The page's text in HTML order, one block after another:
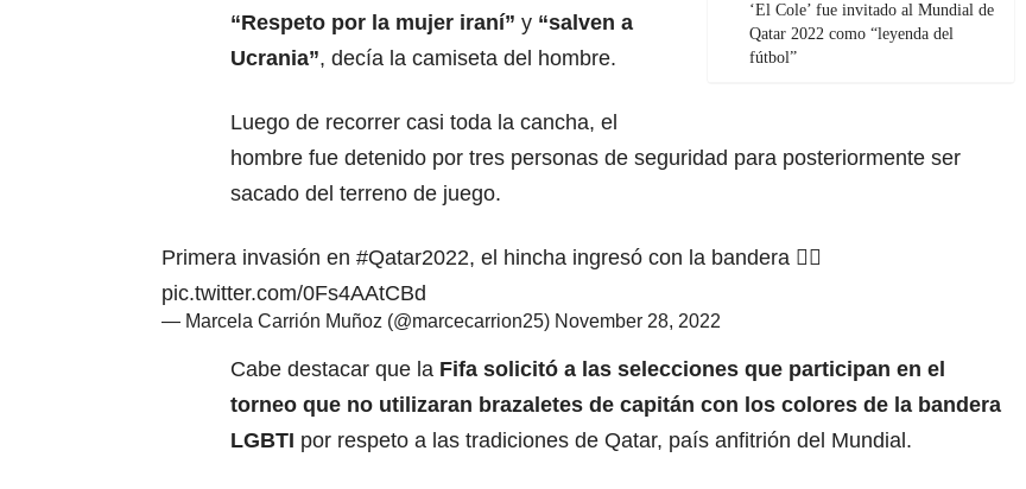
‘El Cole’ fue invitado al Mundial de
Qatar 2022 como “leyenda del
fútbol”
“Respeto por la mujer iraní” y “salven a
Ucrania”, decía la camiseta del hombre.
Luego de recorrer casi toda la cancha, el
hombre fue detenido por tres personas de seguridad para posteriormente ser
sacado del terreno de juego.
Primera invasión en #Qatar2022, el hincha ingresó con la bandera 🏳️‍🌈
pic.twitter.com/0Fs4AAtCBd
— Marcela Carrión Muñoz (@marcecarrion25) November 28, 2022
Cabe destacar que la Fifa solicitó a las selecciones que participan en el
torneo que no utilizaran brazaletes de capitán con los colores de la bandera
LGBTI por respeto a las tradiciones de Qatar, país anfitrión del Mundial.